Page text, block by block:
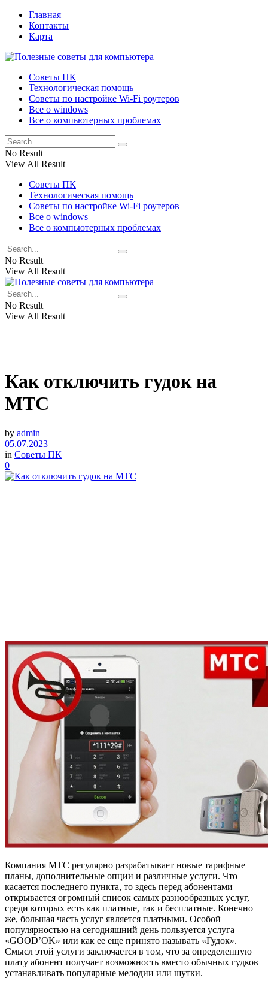
Главная
Контакты
Карта
Советы ПК
Технологическая помощь
Советы по настройке Wi-Fi роутеров
Все о windows
Все о компьютерных проблемах
No Result
View All Result
Советы ПК
Технологическая помощь
Советы по настройке Wi-Fi роутеров
Все о windows
Все о компьютерных проблемах
No Result
View All Result
No Result
View All Result
Как отключить гудок на
МТС
by admin
05.07.2023
in Советы ПК
0
Компания МТС регулярно разрабатывает новые тарифные
планы, дополнительные опции и различные услуги. Что
касается последнего пункта, то здесь перед абонентами
открывается огромный список самых разнообразных услуг,
среди которых есть как платные, так и бесплатные. Конечно
же, большая часть услуг является платными. Особой
популярностью на сегодняшний день пользуется услуга
«GOOD’OK» или как ее еще принято называть «Гудок».
Смысл этой услуги заключается в том, что за определенную
плату абонент получает возможность вместо обычных гудков
устанавливать популярные мелодии или шутки.